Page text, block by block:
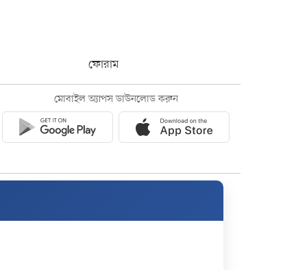
ফোরাম
মোবাইল অ্যাপস ডাউনলোড করুন